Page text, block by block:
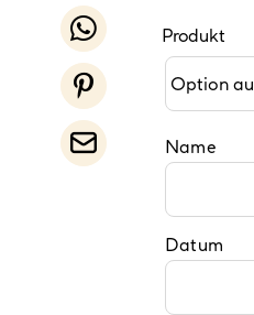
Produkt
Name
Datum